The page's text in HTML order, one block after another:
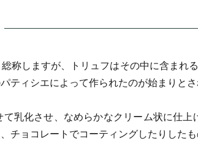
称しますが、トリュフはその中に含まれ
ティシエによって作られたのが始まりとさ
乳化させ、なめらかなクリーム状に仕上
ョコレートでコーティングしたりしたも